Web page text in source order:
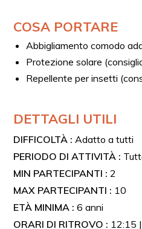
COSA PORTARE
Abbigliamento comodo
Protezione solare
Repellente per insetti
DETTAGLI UTILI
DIFFICOLTÀ : Adatto a tutti
PERIODO DI ATTIVITÀ :
MIN PARTECIPANTI :2
MAX PARTECIPANTI : 10
ETÀ MINIMA :6 anni
ORARI DI RITROVO : 12:15